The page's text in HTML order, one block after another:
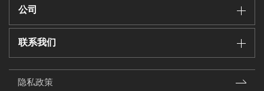
公司
联系我们
隐私政策